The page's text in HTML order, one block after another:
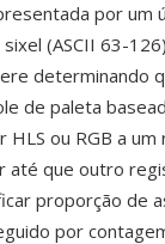
por um
(ASCII 63-
determinando
de paleta
HLS ou RGB a
até que outro
proporção de
por